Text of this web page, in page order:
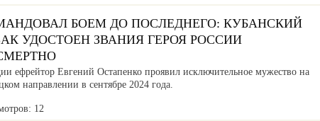
БОЕМ ДО ПОСЛЕДНЕГО: КУБАНСКИЙ
УДОСТОЕН ЗВАНИЯ ГЕРОЯ РОССИИ
ефрейтор Евгений Остапенко проявил исключительное мужество на
направлении в сентябре 2024 года.
12